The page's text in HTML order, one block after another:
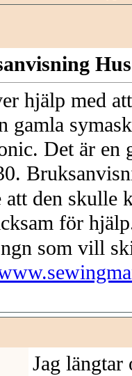
hjälp med
gamla
Det är en
att den skulle
för
som vill
Jag längtar